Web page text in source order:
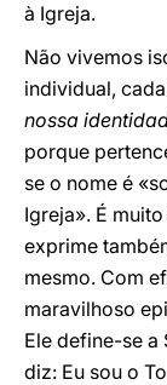
à Igreja.
Não vivemos
individual,
nossa
porque
se o nome é
Igreja». É
exprime
mesmo. Com
maravilhoso
Ele define-se a
diz: Eu sou o